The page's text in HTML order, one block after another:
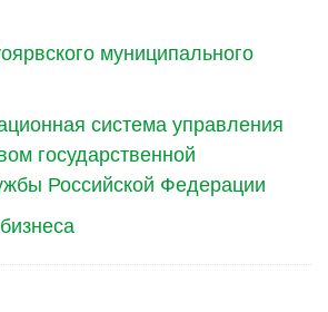
муниципального
система управления
государственной
Российской Федерации